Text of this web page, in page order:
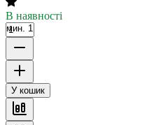
В наявності
мин. 1
У кошик